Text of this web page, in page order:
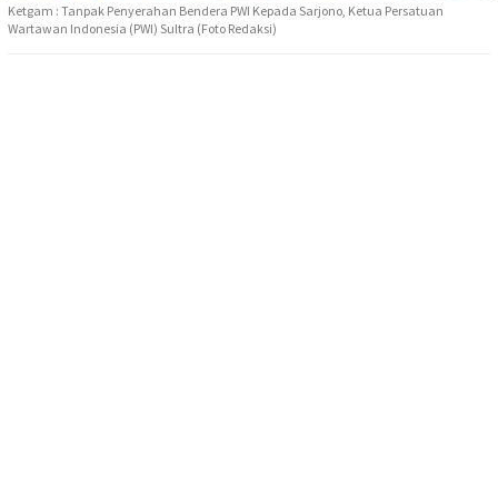
Ketgam : Tanpak Penyerahan Bendera PWI Kepada Sarjono, Ketua Persatuan
Wartawan Indonesia (PWI) Sultra (Foto Redaksi)